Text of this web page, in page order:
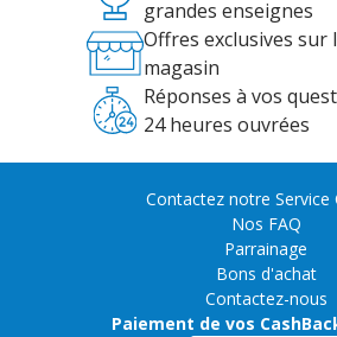
grandes enseignes
Offres exclusives sur
magasin
Réponses à vos
24 heures ouvrées
Contactez notre Service
Nos FAQ
Parrainage
Bons d'achat
Contactez-nous
Paiement de vos